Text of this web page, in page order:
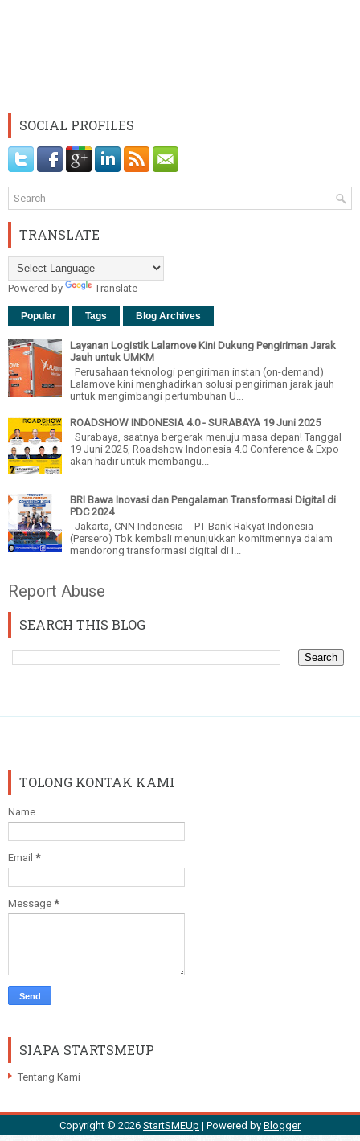
SOCIAL PROFILES
TRANSLATE
Powered by Translate
Popular Tags Blog Archives
Layanan Logistik Lalamove Kini Dukung Pengiriman Jarak
Jauh untuk UMKM
Perusahaan teknologi pengiriman instan (on-demand)
Lalamove kini menghadirkan solusi pengiriman jarak jauh
untuk mengimbangi pertumbuhan U...
ROADSHOW INDONESIA 4.0 - SURABAYA 19 Juni 2025
Surabaya, saatnya bergerak menuju masa depan! Tanggal
19 Juni 2025, Roadshow Indonesia 4.0 Conference & Expo
akan hadir untuk membangu...
BRI Bawa Inovasi dan Pengalaman Transformasi Digital di
PDC 2024
Jakarta, CNN Indonesia -- PT Bank Rakyat Indonesia
(Persero) Tbk kembali menunjukkan komitmennya dalam
mendorong transformasi digital di I...
Report Abuse
SEARCH THIS BLOG
TOLONG KONTAK KAMI
Name
Email *
Message *
SIAPA STARTSMEUP
Tentang Kami
Copyright © 2026 StartSMEUp | Powered by Blogger